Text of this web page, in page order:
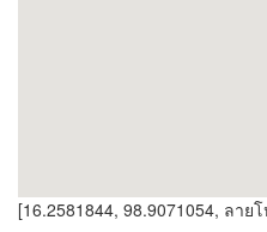
[16.2581844, 98.9071054, ลาย